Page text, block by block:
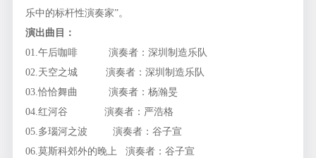
乐中的标杆性演奏家”。
演出曲目：
01.午后咖啡 演奏者：深圳制造乐队
02.天空之城 演奏者：深圳制造乐队
03.恰恰舞曲 演奏者：杨瀚旻
04.红河谷 演奏者：严浩格
05.多瑙河之波 演奏者：谷子宣
06.莫斯科郊外的晚上 演奏者：谷子宣